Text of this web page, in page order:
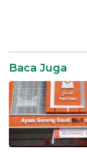
Jambi
Baca Juga